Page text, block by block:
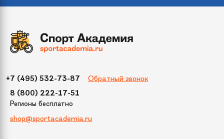
+7 (495) 532-73-87 Обратный звонок
8 (800) 222-17-51
Регионы бесплатно
shop@sportacademia.ru